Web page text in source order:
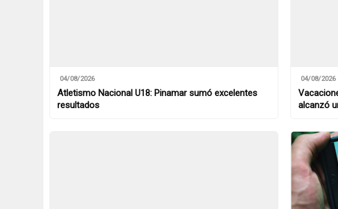
04/08/2026
Atletismo Nacional U18: Pinamar sumó excelentes
resultados
04/08/2026
alcanzó